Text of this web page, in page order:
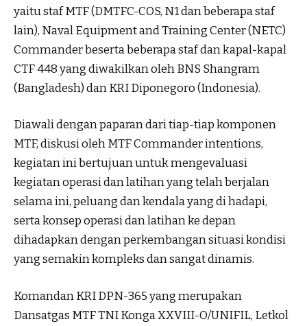
yaitu staf MTF (DMTFC-COS, N1 dan beberapa staf
lain), Naval Equipment and Training Center (NETC)
Commander beserta beberapa staf dan kapal-kapal
CTF 448 yang diwakilkan oleh BNS Shangram
(Bangladesh) dan KRI Diponegoro (Indonesia).
Diawali dengan paparan dari tiap-tiap komponen
MTF, diskusi oleh MTF Commander intentions,
kegiatan ini bertujuan untuk mengevaluasi
kegiatan operasi dan latihan yang telah berjalan
selama ini, peluang dan kendala yang di hadapi,
serta konsep operasi dan latihan ke depan
dihadapkan dengan perkembangan situasi kondisi
yang semakin kompleks dan sangat dinamis.
Komandan KRI DPN-365 yang merupakan
Dansatgas MTF TNI Konga XXVIII-O/UNIFIL, Letkol